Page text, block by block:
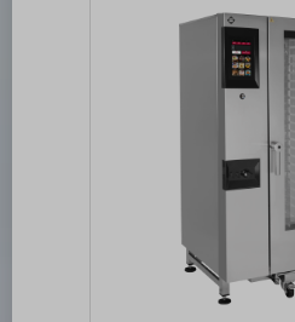
400 V / 3N - 50
ovládacích prvků:
Nerezové Materiál:
chodu a nahřátí